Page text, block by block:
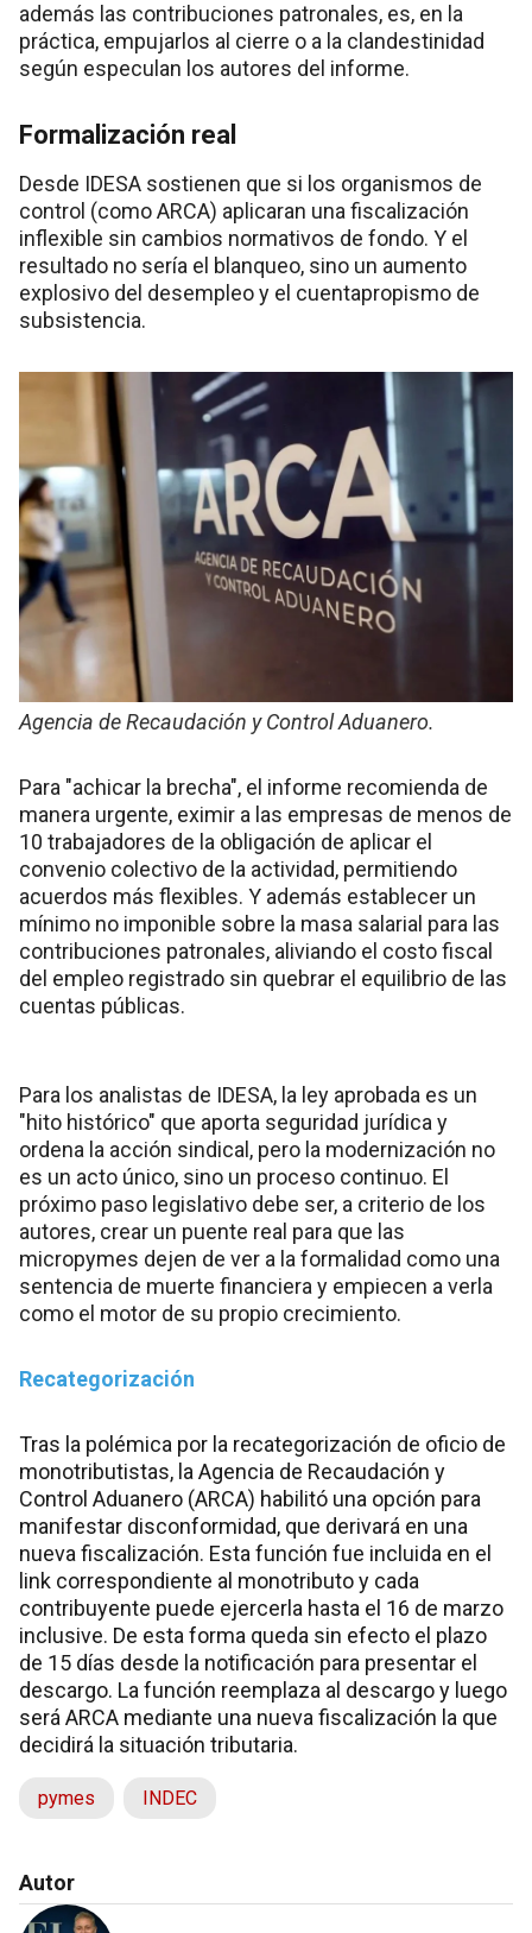
además las contribuciones patronales, es, en la
práctica, empujarlos al cierre o a la clandestinidad
según especulan los autores del informe.
Formalización real
Desde IDESA sostienen que si los organismos de
control (como ARCA) aplicaran una fiscalización
inflexible sin cambios normativos de fondo. Y el
resultado no sería el blanqueo, sino un aumento
explosivo del desempleo y el cuentapropismo de
subsistencia.
Agencia de Recaudación y Control Aduanero.
Para "achicar la brecha", el informe recomienda de
manera urgente, eximir a las empresas de menos de
10 trabajadores de la obligación de aplicar el
convenio colectivo de la actividad, permitiendo
acuerdos más flexibles. Y además establecer un
mínimo no imponible sobre la masa salarial para las
contribuciones patronales, aliviando el costo fiscal
del empleo registrado sin quebrar el equilibrio de las
cuentas públicas.
Para los analistas de IDESA, la ley aprobada es un
"hito histórico" que aporta seguridad jurídica y
ordena la acción sindical, pero la modernización no
es un acto único, sino un proceso continuo. El
próximo paso legislativo debe ser, a criterio de los
autores, crear un puente real para que las
micropymes dejen de ver a la formalidad como una
sentencia de muerte financiera y empiecen a verla
como el motor de su propio crecimiento.
Recategorización
Tras la polémica por la recategorización de oficio de
monotributistas, la Agencia de Recaudación y
Control Aduanero (ARCA) habilitó una opción para
manifestar disconformidad, que derivará en una
nueva fiscalización. Esta función fue incluida en el
link correspondiente al monotributo y cada
contribuyente puede ejercerla hasta el 16 de marzo
inclusive. De esta forma queda sin efecto el plazo
de 15 días desde la notificación para presentar el
descargo. La función reemplaza al descargo y luego
será ARCA mediante una nueva fiscalización la que
decidirá la situación tributaria.
pymes INDEC
Autor